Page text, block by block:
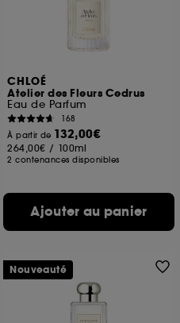
CHLOÉ
Atelier des Fleurs Cedrus
Eau de Parfum
168
À partir de 132,00€
264,00€ / 100ml
2 contenances disponibles
Ajouter au panier
Nouveauté